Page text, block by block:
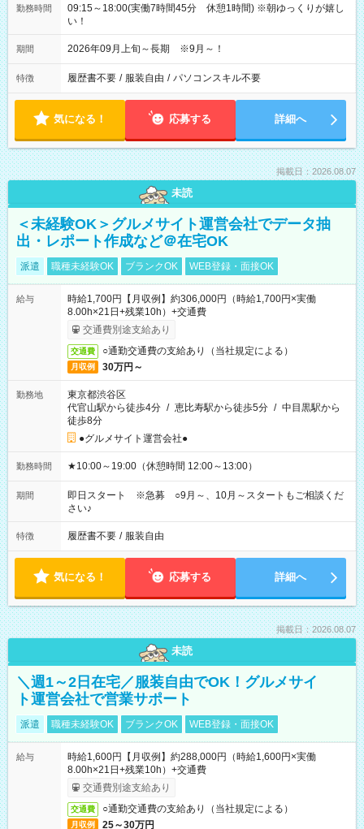
勤務時間
09:15～18:00(実働7時間45分 休憩1時間) ※朝ゆっくりが嬉し
い！
期間 2026年09月上旬～長期 ※9月～！
特徴 履歴書不要 / 服装自由 / パソコンスキル不要
気になる！ 応募する 詳細へ
掲載日：2026.08.07
未読
＜未経験OK＞グルメサイト運営会社でデータ抽
出・レポート作成など＠在宅OK
派遣 職種未経験OK ブランクOK WEB登録・面接OK
給与
時給1,700円【月収例】約306,000円（時給1,700円×実働
8.00h×21日+残業10h）+交通費
交通費別途支給あり
交通費 ○通勤交通費の支給あり（当社規定による）
月収例 30万円～
勤務地
東京都渋谷区
代官山駅から徒歩4分 / 恵比寿駅から徒歩5分 / 中目黒駅から
徒歩8分
●グルメサイト運営会社●
勤務時間 ★10:00～19:00（休憩時間 12:00～13:00）
期間
即日スタート ※急募 ○9月～、10月～スタートもご相談くだ
さい♪
特徴 履歴書不要 / 服装自由
気になる！ 応募する 詳細へ
掲載日：2026.08.07
未読
＼週1～2日在宅／服装自由でOK！グルメサイ
ト運営会社で営業サポート
派遣 職種未経験OK ブランクOK WEB登録・面接OK
給与
時給1,600円【月収例】約288,000円（時給1,600円×実働
8.00h×21日+残業10h）+交通費
交通費別途支給あり
交通費 ○通勤交通費の支給あり（当社規定による）
月収例 25～30万円